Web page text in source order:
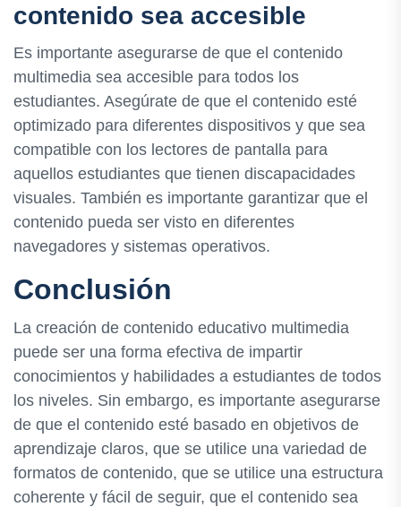
contenido sea accesible
Es importante asegurarse de que el contenido
multimedia sea accesible para todos los
estudiantes. Asegúrate de que el contenido esté
optimizado para diferentes dispositivos y que sea
compatible con los lectores de pantalla para
aquellos estudiantes que tienen discapacidades
visuales. También es importante garantizar que el
contenido pueda ser visto en diferentes
navegadores y sistemas operativos.
Conclusión
La creación de contenido educativo multimedia
puede ser una forma efectiva de impartir
conocimientos y habilidades a estudiantes de todos
los niveles. Sin embargo, es importante asegurarse
de que el contenido esté basado en objetivos de
aprendizaje claros, que se utilice una variedad de
formatos de contenido, que se utilice una estructura
coherente y fácil de seguir, que el contenido sea